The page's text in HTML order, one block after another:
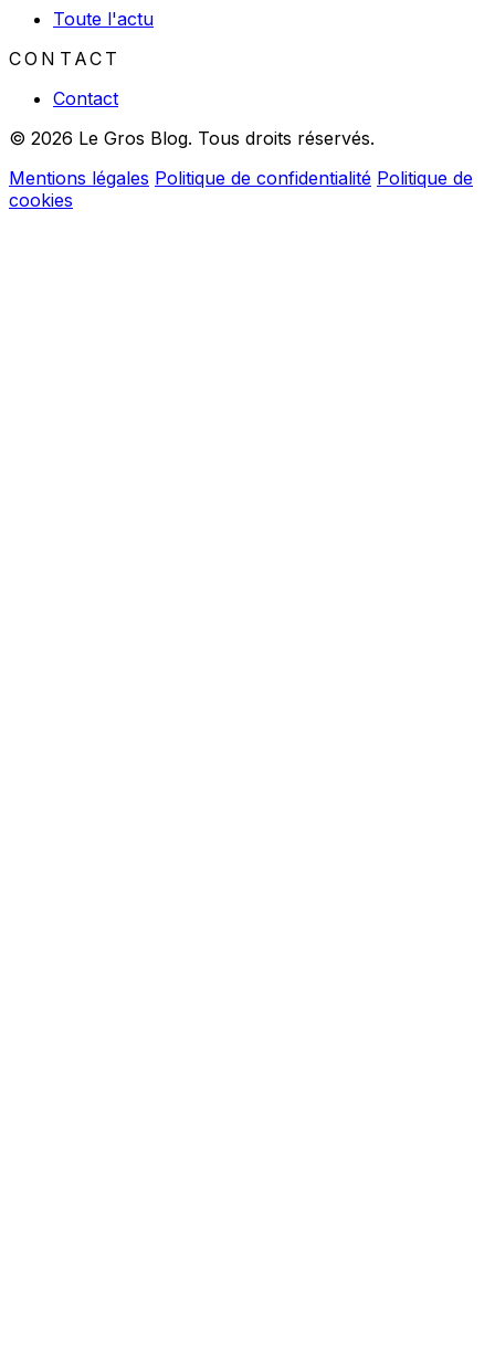
Toute l'actu
CONTACT
Contact
© 2026 Le Gros Blog. Tous droits réservés.
Mentions légales Politique de confidentialité Politique de
cookies